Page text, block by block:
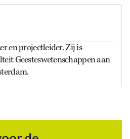
en projectleider. Zij is
Geesteswetenschappen aan